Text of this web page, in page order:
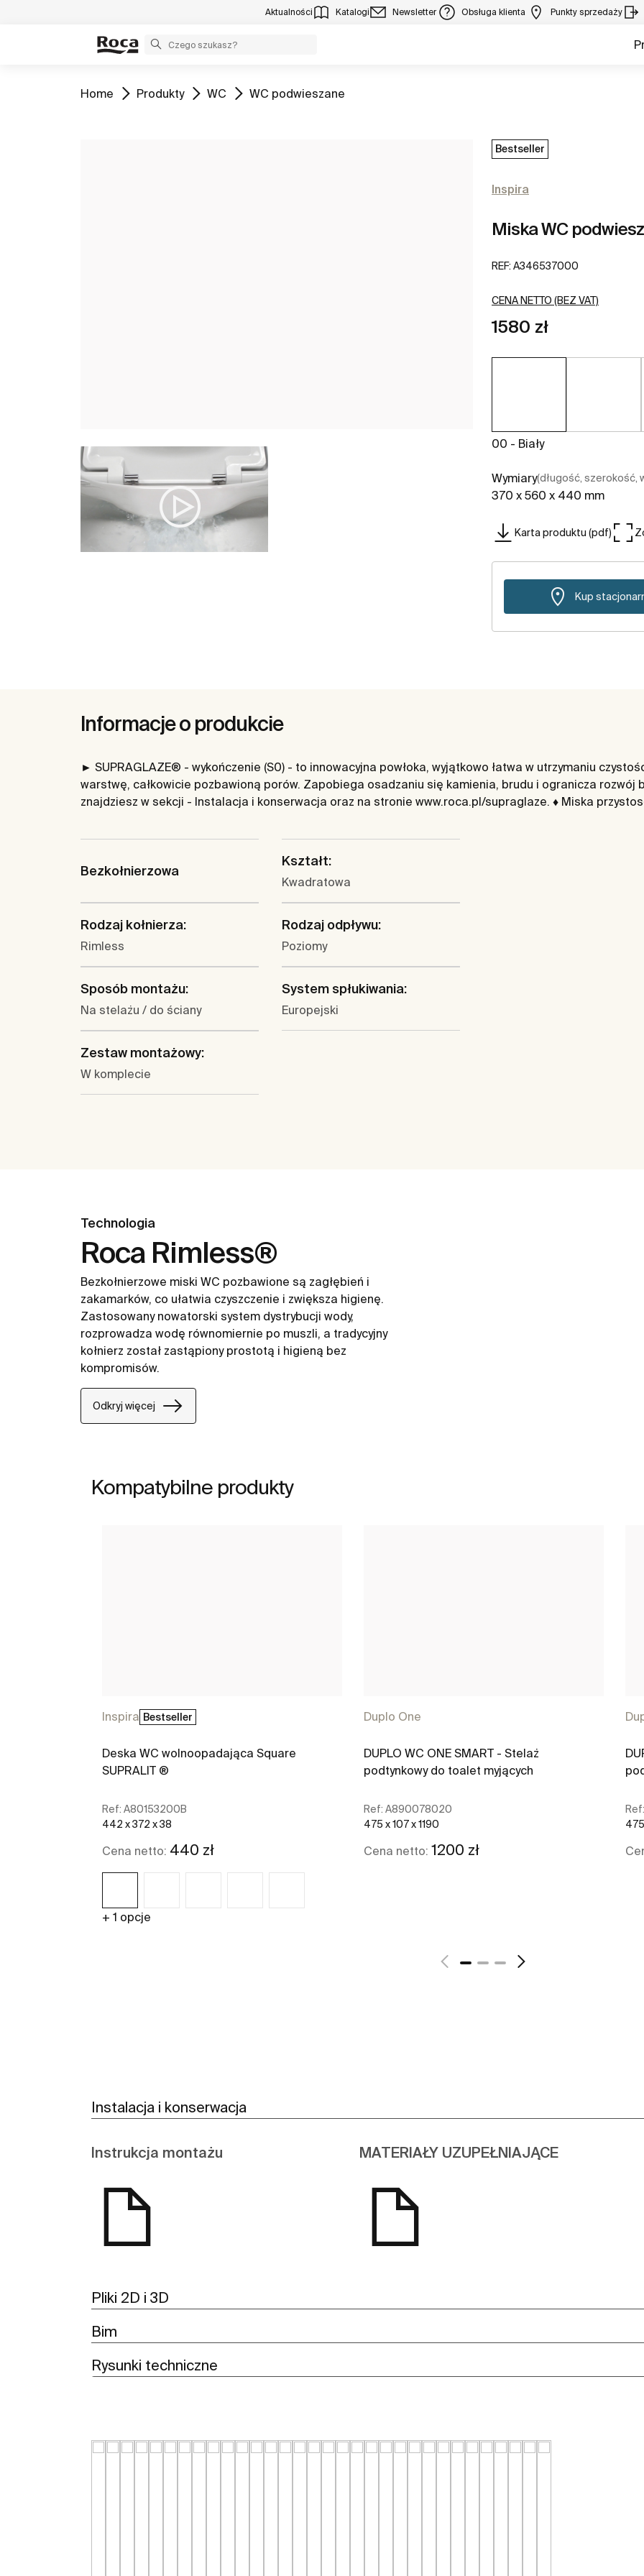
Aktualności Katalogi Newsletter Obsługa klienta Punkty sprzedaży
Zobacz
Home Zobacz
Produkty Zobacz
WC Zobacz
WC podwieszane
Bestseller
Inspira
Miska WC
REF: A346537000
CENA NETTO (BEZ VAT)
1580 zł
00 - Biały
Wymiary(długość, szerokość,
370 x 560 x 440 mm
Karta produktu (pdf)
Kup
Informacje o produkcie
► SUPRAGLAZE® - wykończenie (S0) - to innowacyjna powłoka, wyjątkowo łatwa w utrzymaniu
warstwę, całkowicie pozbawioną porów. Zapobiega osadzaniu się kamienia, brudu i ogranicza rozwój
znajdziesz w sekcji - Instalacja i konserwacja oraz na stronie www.roca.pl/supraglaze. ♦ Miska
Bezkołnierzowa
Kształt:
Kwadratowa
Rodzaj kołnierza:
Rimless
Rodzaj odpływu:
Poziomy
Sposób montażu:
Na stelażu / do ściany
System spłukiwania:
Europejski
Zestaw montażowy:
W komplecie
Technologia
Roca Rimless®
Bezkołnierzowe miski WC pozbawione są zagłębień i
zakamarków, co ułatwia czyszczenie i zwiększa higienę.
Zastosowany nowatorski system dystrybucji wody,
rozprowadza wodę równomiernie po muszli, a tradycyjny
kołnierz został zastąpiony prostotą i higieną bez
kompromisów.
Odkryj więcej
Kompatybilne produkty
Inspira Bestseller
Deska WC wolnoopadająca Square
SUPRALIT ®
Ref: A80153200B
442 x 372 x 38
Cena netto: 440 zł
+ 1 opcje
Duplo One
DUPLO WC ONE SMART - Stelaż
podtynkowy do toalet myjących
Ref: A890078020
475 x 107 x 1190
Cena netto: 1200 zł
Ref:
Instalacja i konserwacja
Instrukcja montażu MATERIAŁY UZUPEŁNIAJĄCE
Pliki 2D i 3D
Bim
Rysunki techniczne